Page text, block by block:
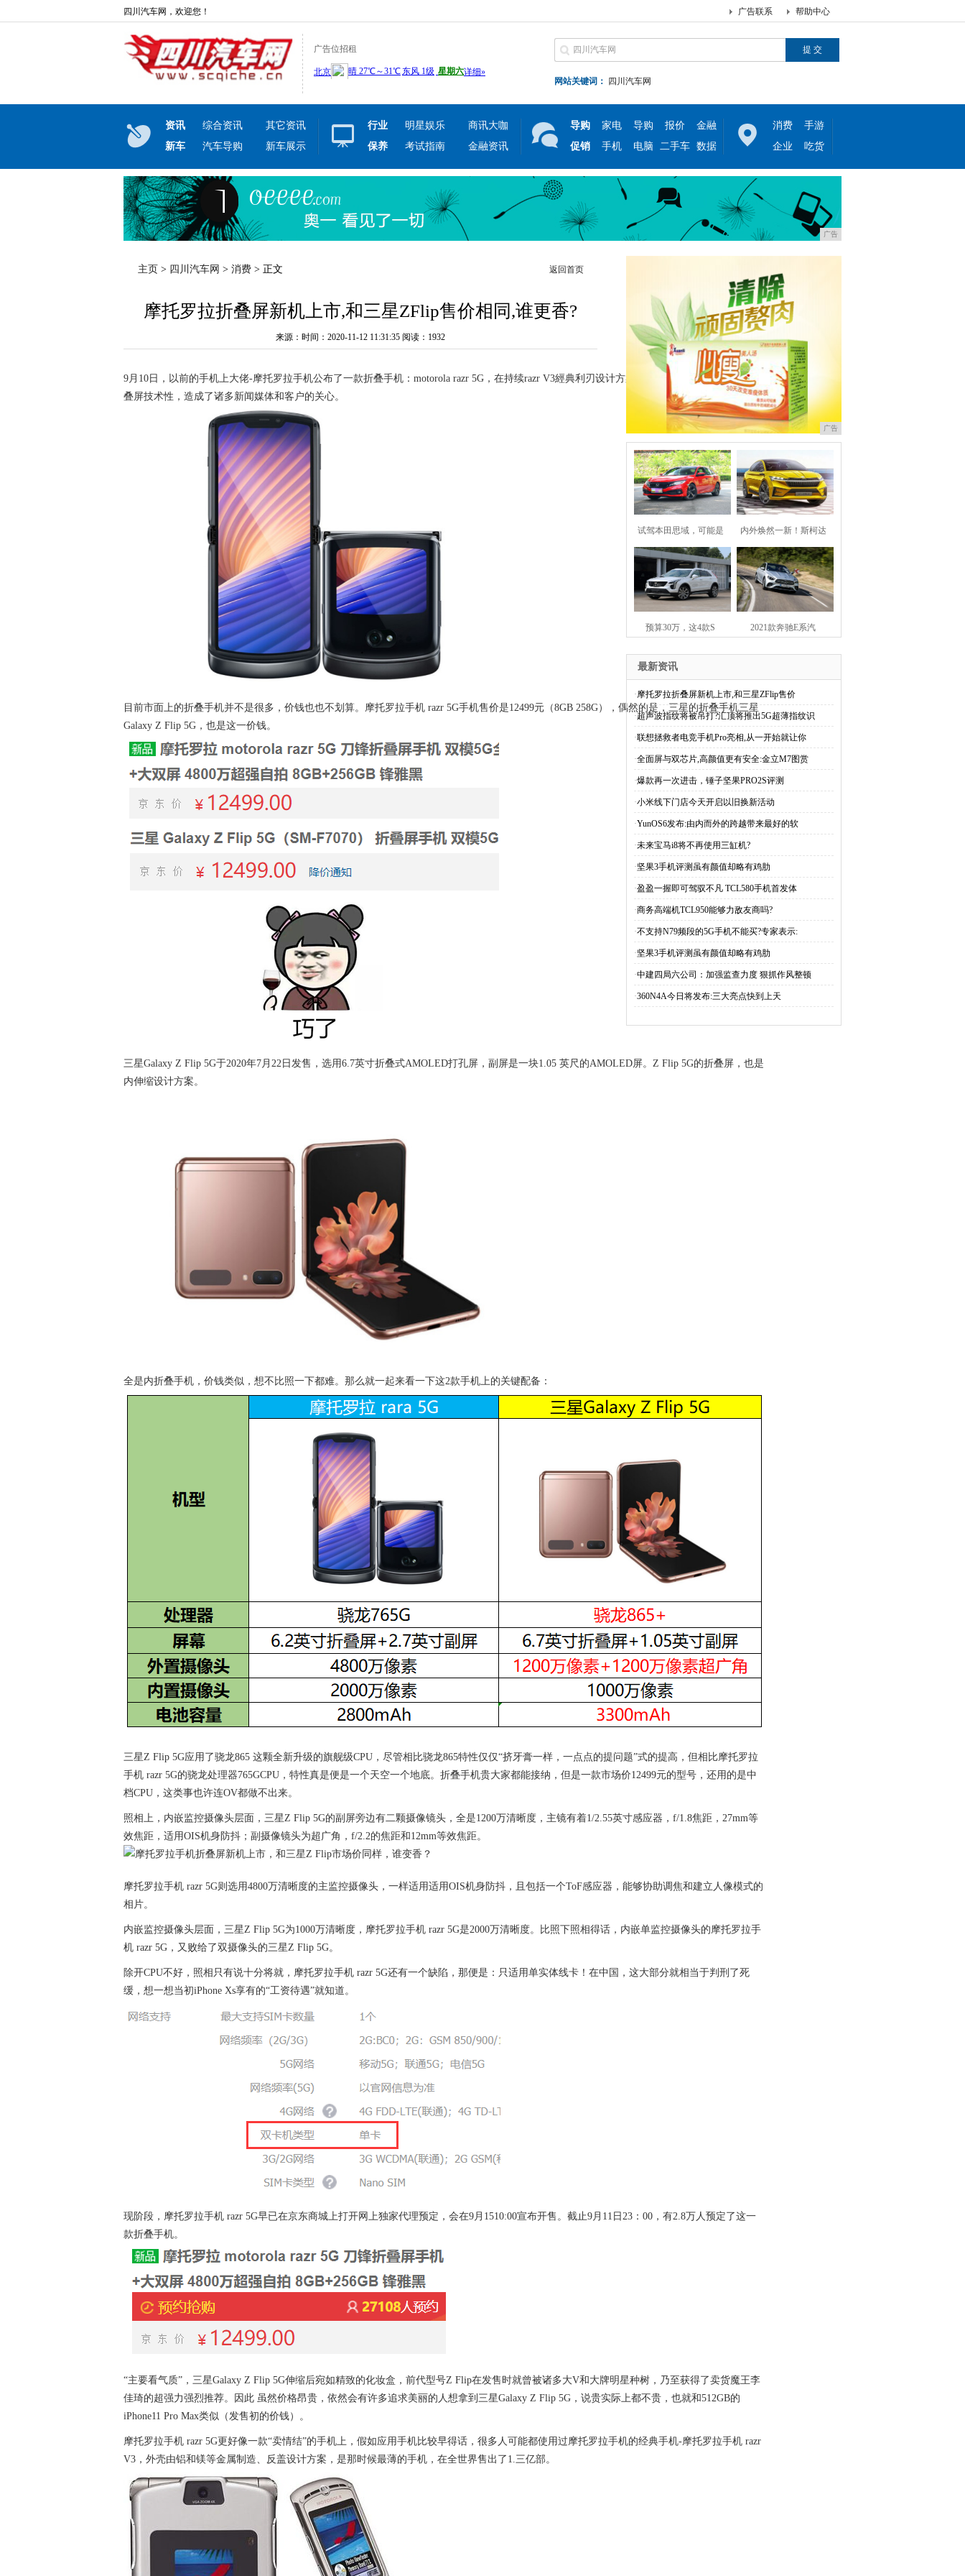
四川汽车网，欢迎您！ 帮助中心
广告联系
广告位招租
网站关键词： 四川汽车网
资讯 综合资讯
其它资讯
新车
汽车导购 新车展示
行业 明星娱乐
商讯大咖
保养
考试指南 金融资讯
导购 家电 导购 报价
金融
促销
手机 电脑 二手车 数据
消费
手游
企业
吃货
广告
主页 > 四川汽车网 > 消费 > 正文 返回首页
摩托罗拉折叠屏新机上市,和三星ZFlip售价相同,谁更香?
来源：时间：2020-11-12 11:31:35 阅读：1932
9月10日，以前的手机上大佬-摩托罗拉手机公布了一款折叠手机：motorola razr 5G，在持续razr V3經典利刃设计方案的另外，还选用了无皱褶折
叠屏技术性，造成了诸多新闻媒体和客户的关心。
目前市面上的折叠手机并不是很多，价钱也也不划算。摩托罗拉手机 razr 5G手机售价是12499元（8GB 258G），偶然的是，三星的折叠手机三星
Galaxy Z Flip 5G，也是这一价钱。
三星Galaxy Z Flip 5G于2020年7月22日发售，选用6.7英寸折叠式AMOLED打孔屏，副屏是一块1.05 英尺的AMOLED屏。Z Flip 5G的折叠屏，也是
内伸缩设计方案。
全是内折叠手机，价钱类似，想不比照一下都难。那么就一起来看一下这2款手机上的关键配备：
三星Z Flip 5G应用了骁龙865 这颗全新升级的旗舰级CPU，尽管相比骁龙865特性仅仅“挤牙膏一样，一点点的提问题”式的提高，但相比摩托罗拉
手机 razr 5G的骁龙处理器765GCPU，特性真是便是一个天空一个地底。折叠手机贵大家都能接纳，但是一款市场价12499元的型号，还用的是中
档CPU，这类事也许连OV都做不出来。
照相上，内嵌监控摄像头层面，三星Z Flip 5G的副屏旁边有二颗摄像镜头，全是1200万清晰度，主镜有着1/2.55英寸感应器，f/1.8焦距，27mm等
效焦距，适用OIS机身防抖；副摄像镜头为超广角，f/2.2的焦距和12mm等效焦距。
摩托罗拉手机 razr 5G则选用4800万清晰度的主监控摄像头，一样适用适用OIS机身防抖，且包括一个ToF感应器，能够协助调焦和建立人像模式的
相片。
内嵌监控摄像头层面，三星Z Flip 5G为1000万清晰度，摩托罗拉手机 razr 5G是2000万清晰度。比照下照相得话，内嵌单监控摄像头的摩托罗拉手
机 razr 5G，又败给了双摄像头的三星Z Flip 5G。
除开CPU不好，照相只有说十分将就，摩托罗拉手机 razr 5G还有一个缺陷，那便是：只适用单实体线卡！在中国，这大部分就相当于判刑了死
缓，想一想当初iPhone Xs享有的“工资待遇”就知道。
现阶段，摩托罗拉手机 razr 5G早已在京东商城上打开网上独家代理预定，会在9月1510:00宣布开售。截止9月11日23：00，有2.8万人预定了这一
款折叠手机。
“主要看气质”，三星Galaxy Z Flip 5G伸缩后宛如精致的化妆盒，前代型号Z Flip在发售时就曾被诸多大V和大牌明星种树，乃至获得了卖货魔王李
佳琦的超强力强烈推荐。因此 虽然价格昂贵，依然会有许多追求美丽的人想拿到三星Galaxy Z Flip 5G，说贵实际上都不贵，也就和512GB的
iPhone11 Pro Max类似（发售初的价钱）。
摩托罗拉手机 razr 5G更好像一款“卖情结”的手机上，假如应用手机比较早得话，很多人可能都使用过摩托罗拉手机的经典手机-摩托罗拉手机 razr
V3，外壳由铝和镁等金属制造、反盖设计方案，是那时候最薄的手机，在全世界售出了1.三亿部。
广告
试驾本田思域，可能是 内外焕然一新！斯柯达
预算30万，这4款S 2021款奔驰E系汽
最新资讯
·摩托罗拉折叠屏新机上市,和三星ZFlip售价
·超声波指纹将被吊打?汇顶将推出5G超薄指纹识
·联想拯救者电竞手机Pro亮相,从一开始就让你
·全面屏与双芯片,高颜值更有安全:金立M7图赏
·爆款再一次进击，锤子坚果PRO2S评测
·小米线下门店今天开启以旧换新活动
·YunOS6发布:由内而外的跨越带来最好的软
·未来宝马i8将不再使用三缸机?
·坚果3手机评测虽有颜值却略有鸡肋
·盈盈一握即可驾驭不凡 TCL580手机首发体
·商务高端机TCL950能够力敌友商吗?
·不支持N79频段的5G手机不能买?专家表示:
·坚果3手机评测虽有颜值却略有鸡肋
·中建四局六公司：加强监查力度 狠抓作风整顿
·360N4A今日将发布:三大亮点快到上天